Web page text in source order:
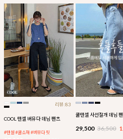
리뷰:83
COOL 텐셀 버뮤다 데님 팬츠
#텐셀 #쿨소재 #버뮤다 핏
쿨텐셀 사선절개 데님
29,500 36,500